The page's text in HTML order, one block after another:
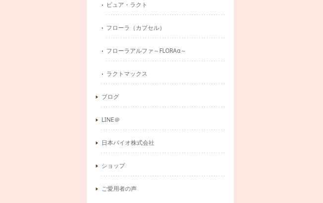
ピュア・ラクト
フローラ（カプセル）
フローラアルファ～FLORAα～
ラクトマックス
ブログ
LINE＠
日本バイオ株式会社
ショップ
ご愛用者の声